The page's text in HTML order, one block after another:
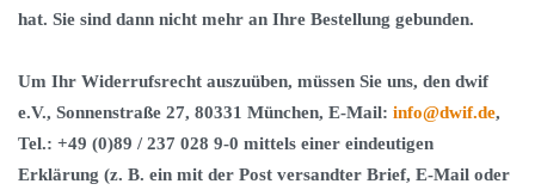
hat. Sie sind dann nicht mehr an Ihre Bestellung gebunden.
Um Ihr Widerrufsrecht auszuüben, müssen Sie uns, den dwif
e.V., Sonnenstraße 27, 80331 München, E-Mail: info@dwif.de,
Tel.: +49 (0)89 / 237 028 9-0 mittels einer eindeutigen
Erklärung (z. B. ein mit der Post versandter Brief, E-Mail oder